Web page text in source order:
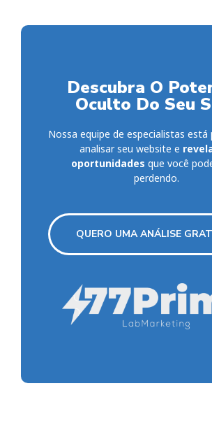
Descubra O
Oculto Do Seu
Nossa equipe de especialistas está
analisar seu website e
oportunidades que você
perdendo.
QUERO UMA ANÁLISE